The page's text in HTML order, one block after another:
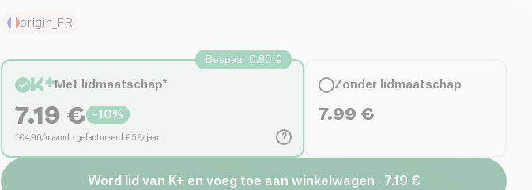
origin_FR
?
Bespaar 0.80 €
Met lidmaatschap*
7.19 € -10%
*€4,90/maand · gefactureerd €59/jaar
Zonder lidmaatschap
7.99 €
Word lid van K+ en voeg toe aan winkelwagen · 7.19 €